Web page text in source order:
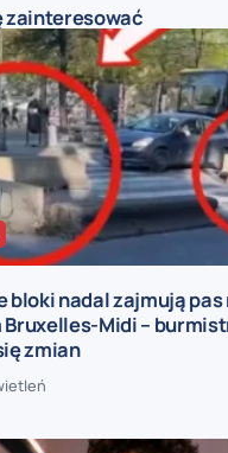
zainteresować
bloki nadal zajmują
Midi –
zmian